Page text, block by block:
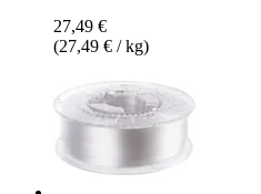
27,49 €
(27,49 € / kg)